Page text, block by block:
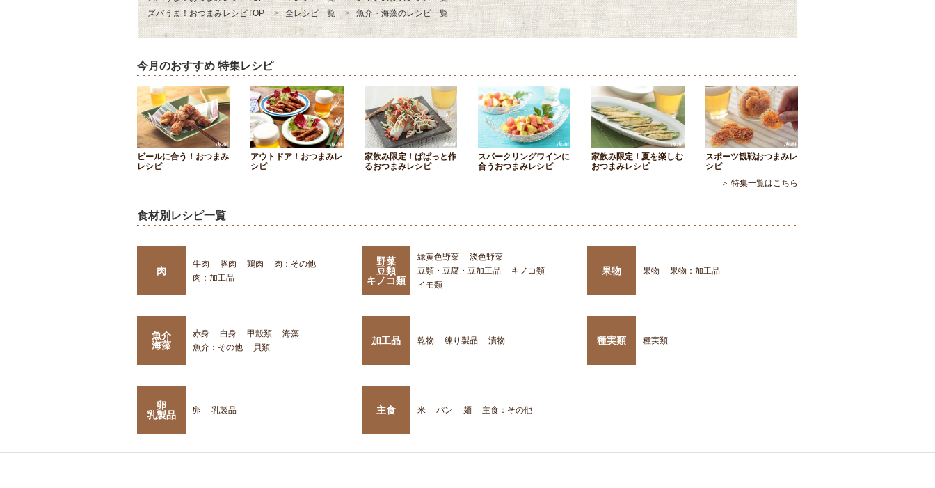
ズバうま！おつまみレシピTOP
全レシピ一覧 魚介・海藻のレシピ一覧
今月のおすすめ 特集レシピ
ビールに合う！おつまみ
レシピ
アウトドア！おつまみレ
シピ
家飲み限定！ぱぱっと作
るおつまみレシピ
スパークリングワインに
合うおつまみレシピ
家飲み限定！夏を楽しむ
おつまみレシピ
スポーツ観戦おつまみレ
シピ
＞ 特集一覧はこちら
食材別レシピ一覧
肉
牛肉 豚肉 鶏肉
肉：その他
肉：加工品
野菜
豆類
キノコ類
緑黄色野菜
淡色野菜
豆類・豆腐・豆加工品
キノコ類
イモ類
果物 果物 果物：加工品
魚介
海藻
赤身 白身 甲殻類
海藻
魚介：その他
貝類
加工品 乾物 練り製品 漬物 種実類 種実類
卵
乳製品
卵 乳製品 主食 米 パン 麺 主食：その他